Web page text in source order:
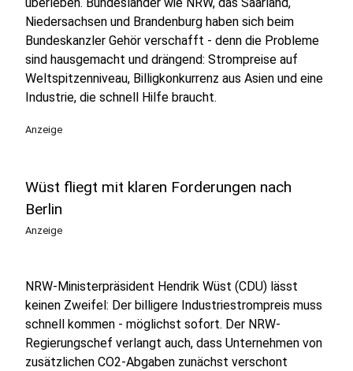
Niedersachsen und Brandenburg haben sich beim
Bundeskanzler Gehör verschafft - denn die Probleme
sind hausgemacht und drängend: Strompreise auf
Weltspitzenniveau, Billigkonkurrenz aus Asien und eine
Industrie, die schnell Hilfe braucht.
Anzeige
Wüst fliegt mit klaren Forderungen nach
Berlin
Anzeige
NRW-Ministerpräsident Hendrik Wüst (CDU) lässt
keinen Zweifel: Der billigere Industriestrompreis muss
schnell kommen - möglichst sofort. Der NRW-
Regierungschef verlangt auch, dass Unternehmen von
zusätzlichen CO2-Abgaben zunächst verschont